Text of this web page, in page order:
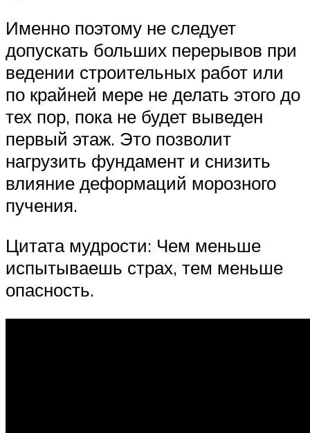
Именно поэтому не следует
допускать больших перерывов при
ведении строительных работ или
по крайней мере не делать этого до
тех пор, пока не будет выведен
первый этаж. Это позволит
нагрузить фундамент и снизить
влияние деформаций морозного
пучения.
Цитата мудрости: Чем меньше
испытываешь страх, тем меньше
опасность.